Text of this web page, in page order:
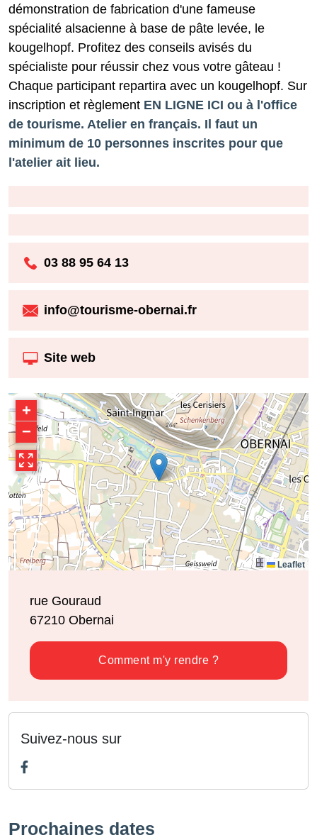
démonstration de fabrication d'une fameuse
spécialité alsacienne à base de pâte levée, le
kougelhopf. Profitez des conseils avisés du
spécialiste pour réussir chez vous votre gâteau !
Chaque participant repartira avec un kougelhopf. Sur
inscription et règlement EN LIGNE ICI ou à l'office
de tourisme. Atelier en français. Il faut un
minimum de 10 personnes inscrites pour que
l'atelier ait lieu.
03 88 95 64 13
info@tourisme-obernai.fr
Site web
+
−
Leaflet
rue Gouraud
67210 Obernai
Comment m'y rendre ?
Suivez-nous sur
Prochaines dates